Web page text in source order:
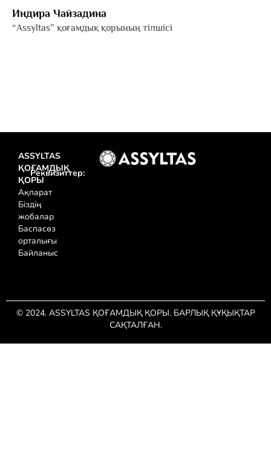
Индира Чайзадина
“Аssyltas” қоғамдық қорының тілшісі
ASSYLTAS
ҚОҒАМДЫҚ
ҚОРЫ
Ақпарат
Біздің
жобалар
Баспасөз
орталығы
Байланыс
Реквизиттер:
© 2024. ASSYLTAS ҚОҒАМДЫҚ ҚОРЫ. БАРЛЫҚ ҚҰҚЫҚТАР
САҚТАЛҒАН.